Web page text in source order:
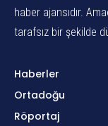
haber ajansıdır.
tarafsız bir şekilde
Haberler
Ortadoğu
Röportaj